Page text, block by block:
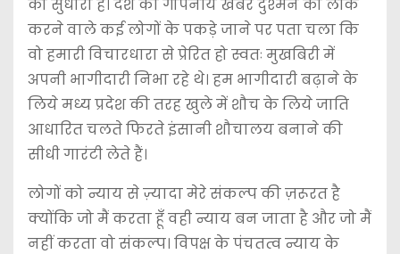
को सुधारा है। देश की गोपनीय खबरें दुश्मन को लीक
करने वाले कई लोगों के पकड़े जाने पर पता चला कि
वो हमारी विचारधारा से प्रेरित हो स्वतः मुखबिरी में
अपनी भागीदारी निभा रहे थे। हम भागीदारी बढ़ाने के
लिये मध्य प्रदेश की तरह खुले में शौच के लिये जाति
आधारित चलते फिरते इंसानी शौचालय बनाने की
सीधी गारंटी लेते हैं।
लोगों को न्याय से ज़्यादा मेरे संकल्प की ज़रूरत है
क्योंकि जो मैं करता हूँ वही न्याय बन जाता है और जो मैं
नहीं करता वो संकल्प। विपक्ष के पंचतत्व न्याय के